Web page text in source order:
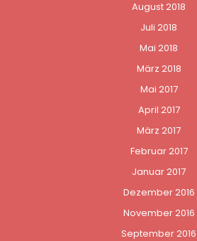
August 2018
Juli 2018
Mai 2018
März 2018
Mai 2017
April 2017
März 2017
Februar 2017
Januar 2017
Dezember 2016
November 2016
September 2016